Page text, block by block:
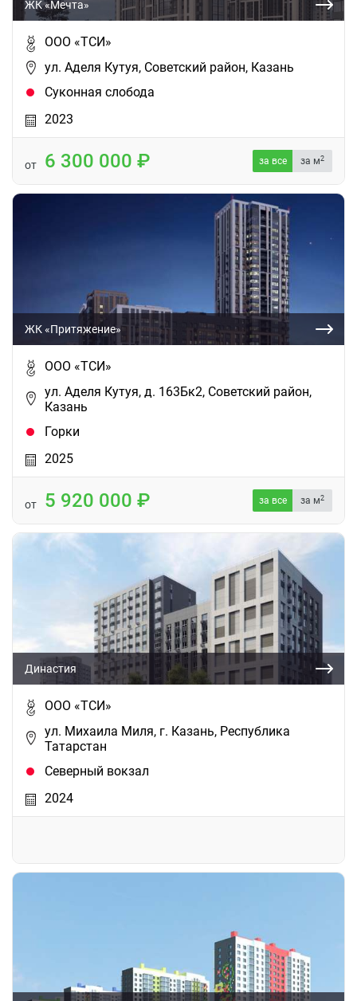
ЖК «Мечта»
ООО «ТСИ»
ул. Аделя Кутуя, Советский район, Казань
Суконная слобода
2023
от 6 300 000 за все за м2
ЖК «Притяжение»
ООО «ТСИ»
ул. Аделя Кутуя, д. 163Бк2, Советский район,
Казань
Горки
2025
от 5 920 000 за все за м2
Династия
ООО «ТСИ»
ул. Михаила Миля, г. Казань, Республика
Татарстан
Северный вокзал
2024